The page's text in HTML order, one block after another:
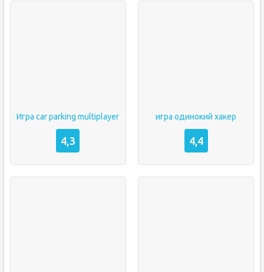
Игра car parking multiplayer
4,3
игра одинокий хакер
4,4